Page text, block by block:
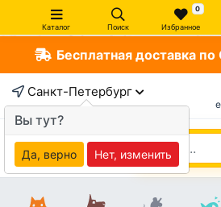
Каталог Поиск
0
Избранное
Бесплатная доставка
Санкт-Петербург
Вы тут?
Да, верно Нет, изменить